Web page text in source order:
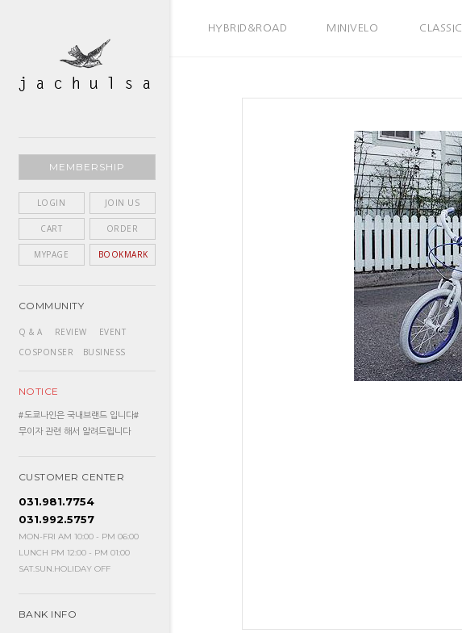
HYBRID&ROAD MINIVELO CLASSIC
MEMBERSHIP
LOGIN JOIN US
CART ORDER
MYPAGE BOOKMARK
COMMUNITY
Q & A REVIEW
EVENT
COSPONSER
BUSINESS
NOTICE
#도쿄나인은 국내브랜드 입니다#
무이자 관련 해서 알려드립니다
CUSTOMER CENTER
031.981.7754
031.992.5757
MON-FRI AM 10:00 - PM 06:00
LUNCH PM 12:00 - PM 01:00
SAT.SUN.HOLIDAY OFF
BANK INFO